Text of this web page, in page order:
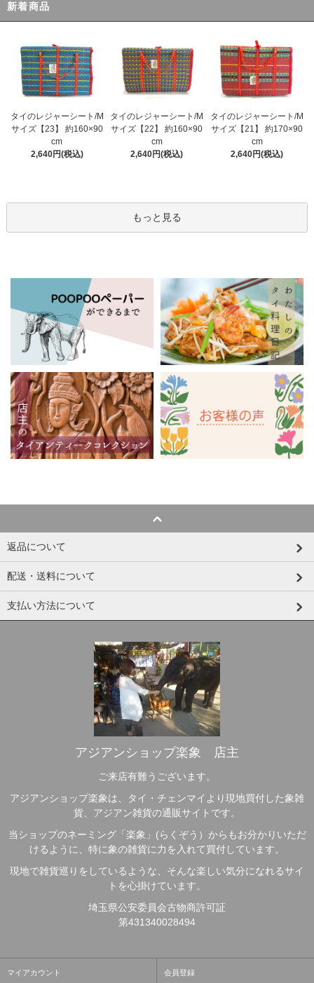
新着商品
タイのレジャーシート/M
サイズ【23】 約160×90
cm
2,640円(税込)
タイのレジャーシート/M
サイズ【22】 約160×90
cm
2,640円(税込)
タイのレジャーシート/M
サイズ【21】 約170×90
cm
2,640円(税込)
もっと見る
返品について
配送・送料について
支払い方法について
アジアンショップ楽象 店主
ご来店有難うございます。
アジアンショップ楽象は、タイ・チェンマイより現地買付した象雑
貨、アジアン雑貨の通販サイトです。
当ショップのネーミング「楽象」(らくぞう）からもお分かりいただ
けるように、特に象の雑貨に力を入れて買付しています。
現地で雑貨巡りをしているような、そんな楽しい気分になれるサイ
トを心掛けています。
埼玉県公安委員会古物商許可証
第431340028494
マイアカウント 会員登録